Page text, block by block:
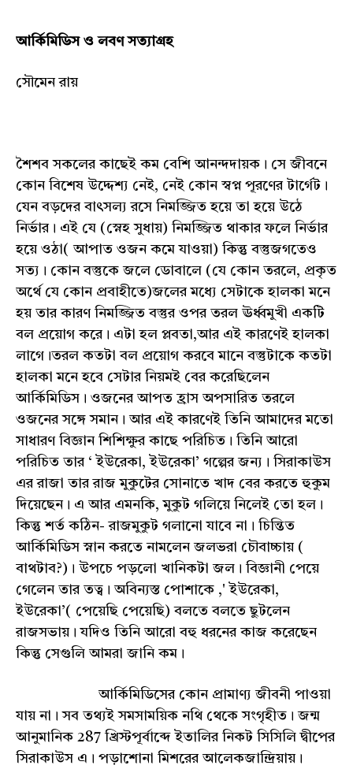
আর্কিমিডিস ও লবণ সত্যাগ্রহ
সৌমেন রায়
শৈশব সকলের কাছেই কম বেশি আনন্দদায়ক। সে জীবনে
কোন বিশেষ উদ্দেশ্য নেই, নেই কোন স্বপ্ন পূরণের টার্গেট।
যেন বড়দের বাৎসল্য রসে নিমজ্জিত হয়ে তা হয়ে উঠে
নির্ভার। এই যে (স্নেহ সুধায়) নিমজ্জিত থাকার ফলে নির্ভার
হয়ে ওঠা( আপাত ওজন কমে যাওয়া) কিন্তু বস্তুজগতেও
সত্য। কোন বস্তুকে জলে ডোবালে (যে কোন তরলে, প্রকৃত
অর্থে যে কোন প্রবাহীতে)জলের মধ্যে সেটাকে হালকা মনে
হয় তার কারণ নিমজ্জিত বস্তুর ওপর তরল ঊর্ধ্বমুখী একটি
বল প্রয়োগ করে। এটা হল প্লবতা,আর এই কারণেই হালকা
লাগে।তরল কতটা বল প্রয়োগ করবে মানে বস্তুটাকে কতটা
হালকা মনে হবে সেটার নিয়মই বের করেছিলেন
আর্কিমিডিস। ওজনের আপত হ্রাস অপসারিত তরলে
ওজনের সঙ্গে সমান। আর এই কারণেই তিনি আমাদের মতো
সাধারণ বিজ্ঞান শিশিক্ষুর কাছে পরিচিত। তিনি আরো
পরিচিত তার ‘ ইউরেকা, ইউরেকা’ গল্পের জন্য। সিরাকাউস
এর রাজা তার রাজ মুকুটের সোনাতে খাদ বের করতে হুকুম
দিয়েছেন। এ আর এমনকি, মুকুট গলিয়ে নিলেই তো হল।
কিন্তু শর্ত কঠিন- রাজমুকুট গলানো যাবে না। চিন্তিত
আর্কিমিডিস স্নান করতে নামলেন জলভরা চৌবাচ্চায় (
বাথটাব?)। উপচে পড়লো খানিকটা জল। বিজ্ঞানী পেয়ে
গেলেন তার তত্ব। অবিন্যস্ত পোশাকে ,' ইউরেকা,
ইউরেকা’( পেয়েছি পেয়েছি) বলতে বলতে ছুটলেন
রাজসভায়। যদিও তিনি আরো বহু ধরনের কাজ করেছেন
কিন্তু সেগুলি আমরা জানি কম।
আর্কিমিডিসের কোন প্রামাণ্য জীবনী পাওয়া
যায় না। সব তথ্যই সমসাময়িক নথি থেকে সংগৃহীত। জন্ম
আনুমানিক 287 খ্রিস্টপূর্বাব্দে ইতালির নিকট সিসিলি দ্বীপের
সিরাকাউস এ। পড়াশোনা মিশরের আলেকজান্দ্রিয়ায়।